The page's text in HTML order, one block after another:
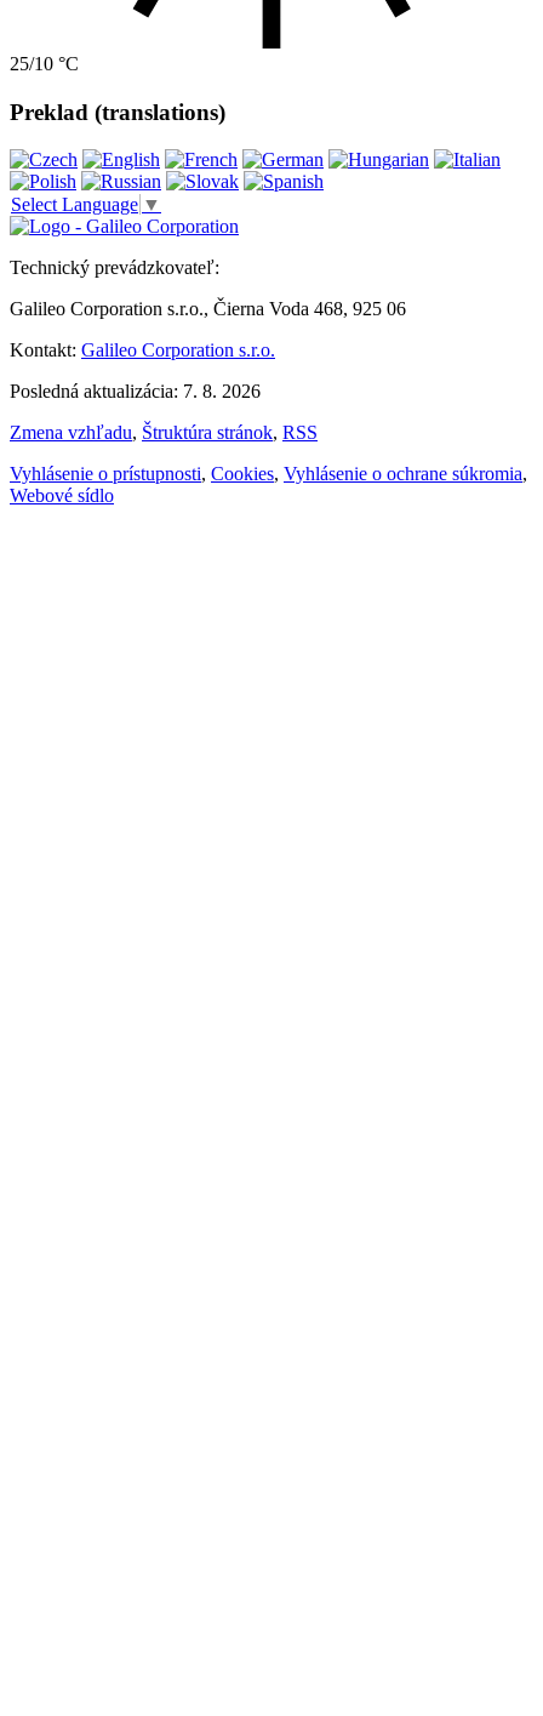
25/10 °C
Preklad (translations)
Select Language ▼
Technický prevádzkovateľ:
Galileo Corporation s.r.o., Čierna Voda 468, 925 06
Kontakt: Galileo Corporation s.r.o.
Posledná aktualizácia: 7. 8. 2026
Zmena vzhľadu, Štruktúra stránok, RSS
Vyhlásenie o prístupnosti, Cookies, Vyhlásenie o ochrane súkromia,
Webové sídlo